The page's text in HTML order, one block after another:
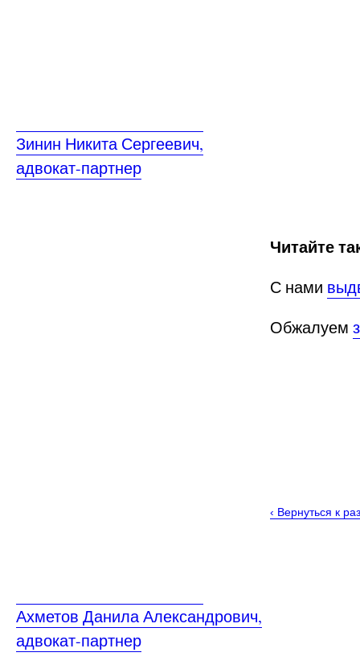
Зинин Никита Сергеевич,
адвокат-партнер
Ахметов Данила Александрович,
адвокат-партнер
Читайте
С нами
Обжалуем
‹ Вернуться к